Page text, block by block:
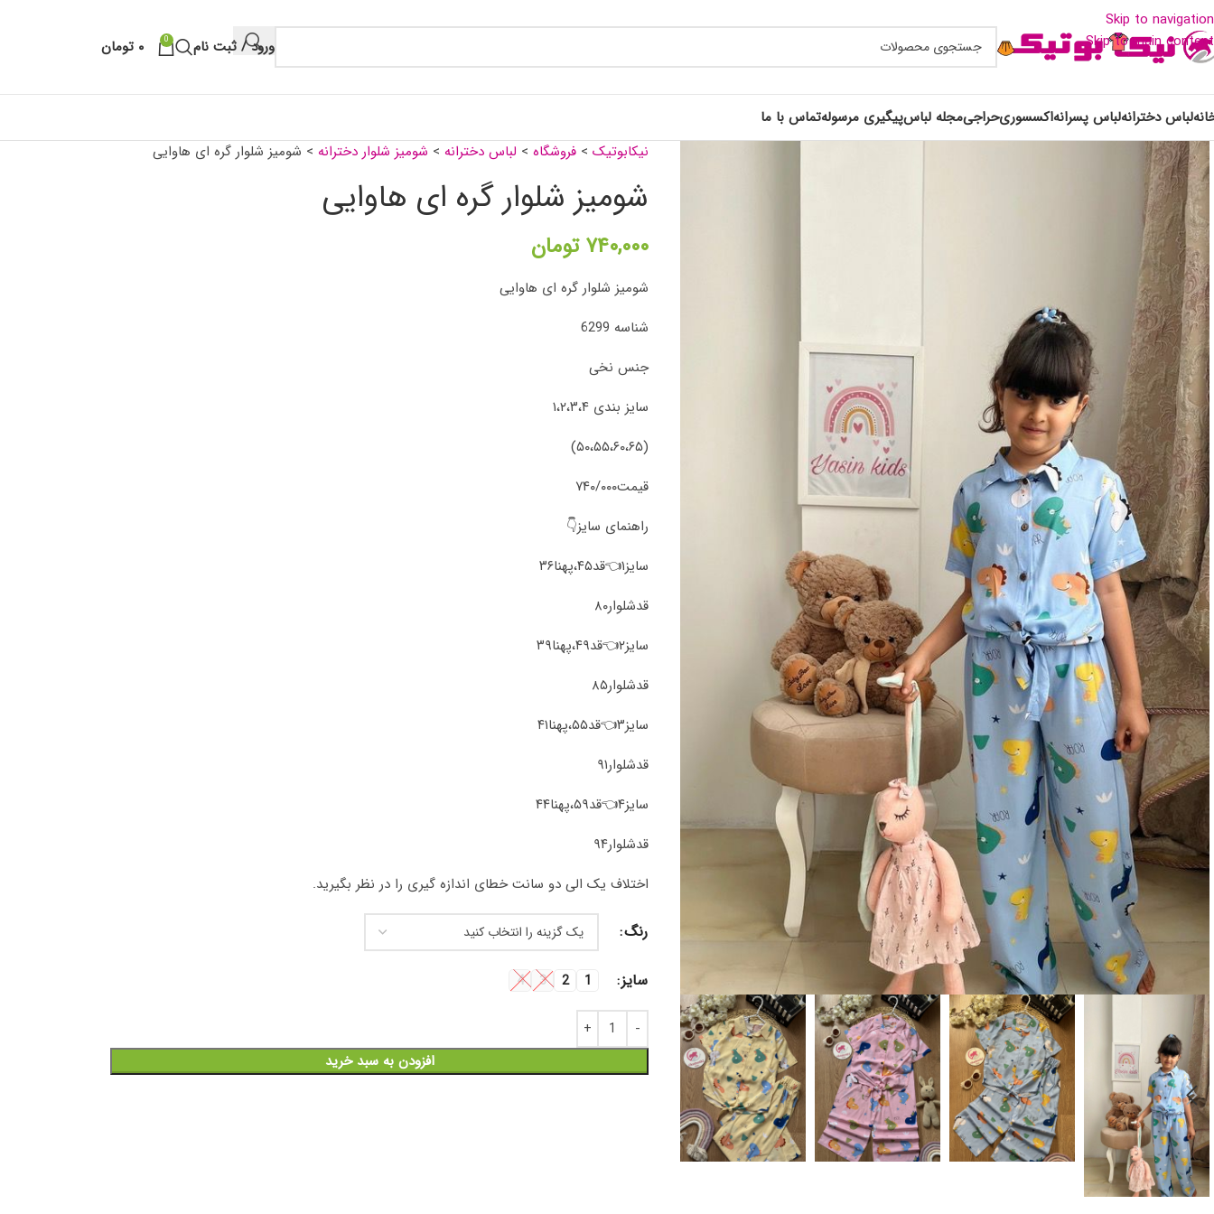
Skip to navigation
Skip to main content
ورود / ثبت نام 0 ۰ تومان
لباس دخترانهلباس پسرانهاکسسوریحراجیمجله لباسپیگیری مرسولهتماس با ما
نیکابوتیک> فروشگاه> لباس دخترانه> شومیز شلوار دخترانه> شومیز شلوار گره ای هاوایی
شومیز شلوار گره ای هاوایی
۷۴۰,۰۰۰ تومان
شومیز شلوار گره ای هاوایی
شناسه 6299
جنس نخی
سایز بندی ۱،۲،۳،۴
(۵۰،۵۵،۶۰،۶۵)
قیمت۷۴۰/۰۰۰
راهنمای سایز👇
سایز۱👈قد۴۵،پهنا۳۶
قد‌شلوار۸۰
سایز۲👈قد۴۹،پهنا۳۹
قد‌شلوار۸۵
سایز۳👈قد۵۵،پهنا۴۱
قد‌شلوار۹۱
سایز۴👈قد۵۹،پهنا۴۴
قد‌شلوار۹۴
اختلاف یک الی دو سانت خطای اندازه گیری را در نظر بگیرید.
رنگ
سایز 1
2
3
4
افزودن به سبد خرید